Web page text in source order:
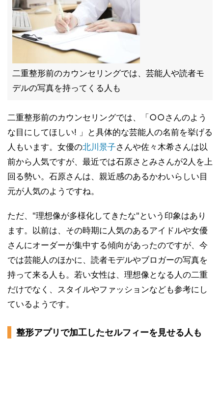
二重整形前のカウンセリングでは、芸能人や読者モ
デルの写真を持ってくる人も
二重整形前のカウンセリングでは、「○○さんのよう
な目にしてほしい! 」と具体的な芸能人の名前を挙げる
人もいます。女優の北川景子さんや佐々木希さんは以
前から人気ですが、最近では石原さとみさんが2人を上
回る勢い。石原さんは、親近感のあるかわいらしい目
元が人気のようですね。
ただ、"理想像が多様化してきたな"という印象はあり
ます。以前は、その時期に人気のあるアイドルや女優
さんにオーダーが集中する傾向があったのですが、今
では芸能人のほかに、読者モデルやブロガーの写真を
持って来る人も。若い女性は、理想像となる人の二重
だけでなく、スタイルやファッションなども参考にし
ているようです。
整形アプリで加工したセルフィーを見せる人も